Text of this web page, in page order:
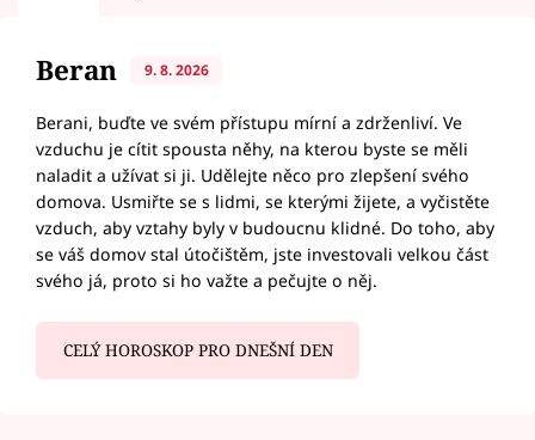
Beran 9. 8. 2026
Berani, buďte ve svém přístupu mírní a zdrženliví. Ve
vzduchu je cítit spousta něhy, na kterou byste se měli
naladit a užívat si ji. Udělejte něco pro zlepšení svého
domova. Usmiřte se s lidmi, se kterými žijete, a vyčistěte
vzduch, aby vztahy byly v budoucnu klidné. Do toho, aby
se váš domov stal útočištěm, jste investovali velkou část
svého já, proto si ho važte a pečujte o něj.
CELÝ HOROSKOP PRO DNEŠNÍ DEN